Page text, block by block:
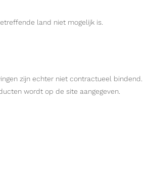
land niet mogelijk is.
zijn echter niet contractueel bindend.
wordt op de site aangegeven.